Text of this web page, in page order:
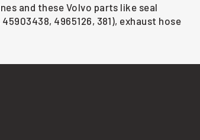
and these Volvo parts like seal
45903438, 4965126, 381), exhaust hose